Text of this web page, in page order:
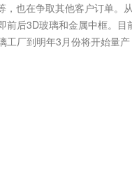
，也在争取其他客户订单。
前后3D玻璃和金属中框。目
厂到明年3月份将开始量产